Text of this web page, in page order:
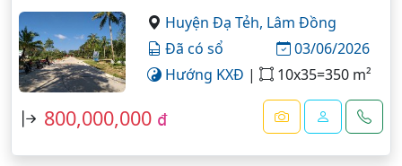
Huyện Đạ Tẻh, Lâm Đồng
Đã có sổ
03/06/2026
Hướng KXĐ | 10x35=350 m²
800,000,000 đ